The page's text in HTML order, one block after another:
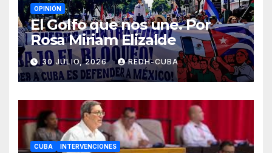
OPINIÓN
El Golfo que nos une. Por
Rosa Miriam Elizalde
30 JULIO, 2026 REDH-CUBA
CUBA INTERVENCIONES